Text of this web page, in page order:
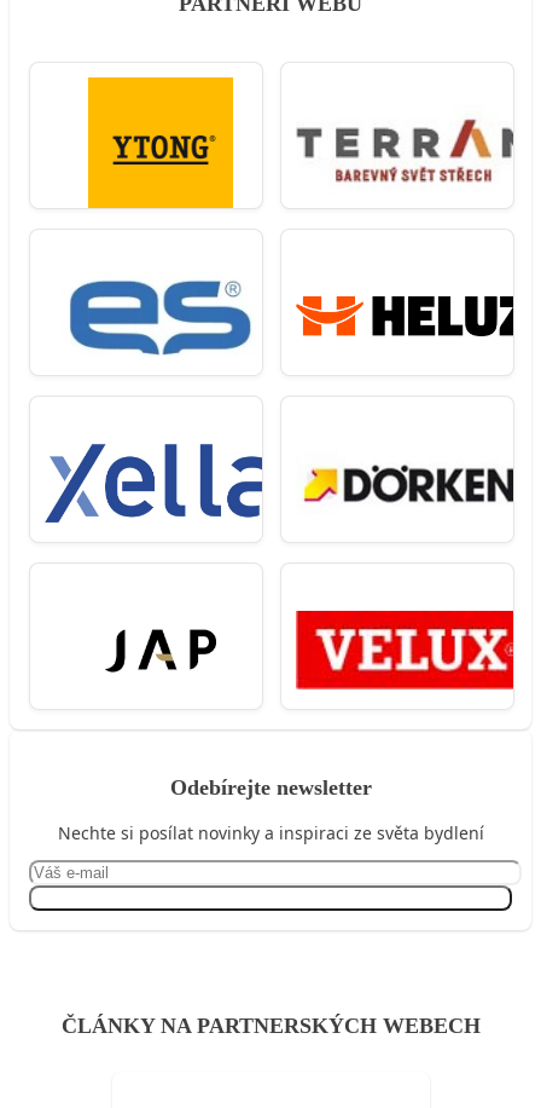
Odebírejte newsletter
Nechte si posílat novinky a inspiraci ze světa bydlení
ČLÁNKY NA PARTNERSKÝCH WEBECH